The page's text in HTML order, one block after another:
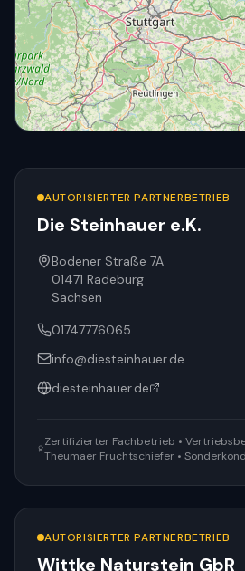
AUTORISIERTER PARTNERBETRIEB
Die Steinhauer e.K.
Bodener Straße 7A
01471 Radeburg
Sachsen
01747776065
info@diesteinhauer.de
diesteinhauer.de
Zertifizierter Fachbetrieb •
Theumaer Fruchtschiefer •
AUTORISIERTER PARTNERBETRIEB
Wittke Naturstein GbR